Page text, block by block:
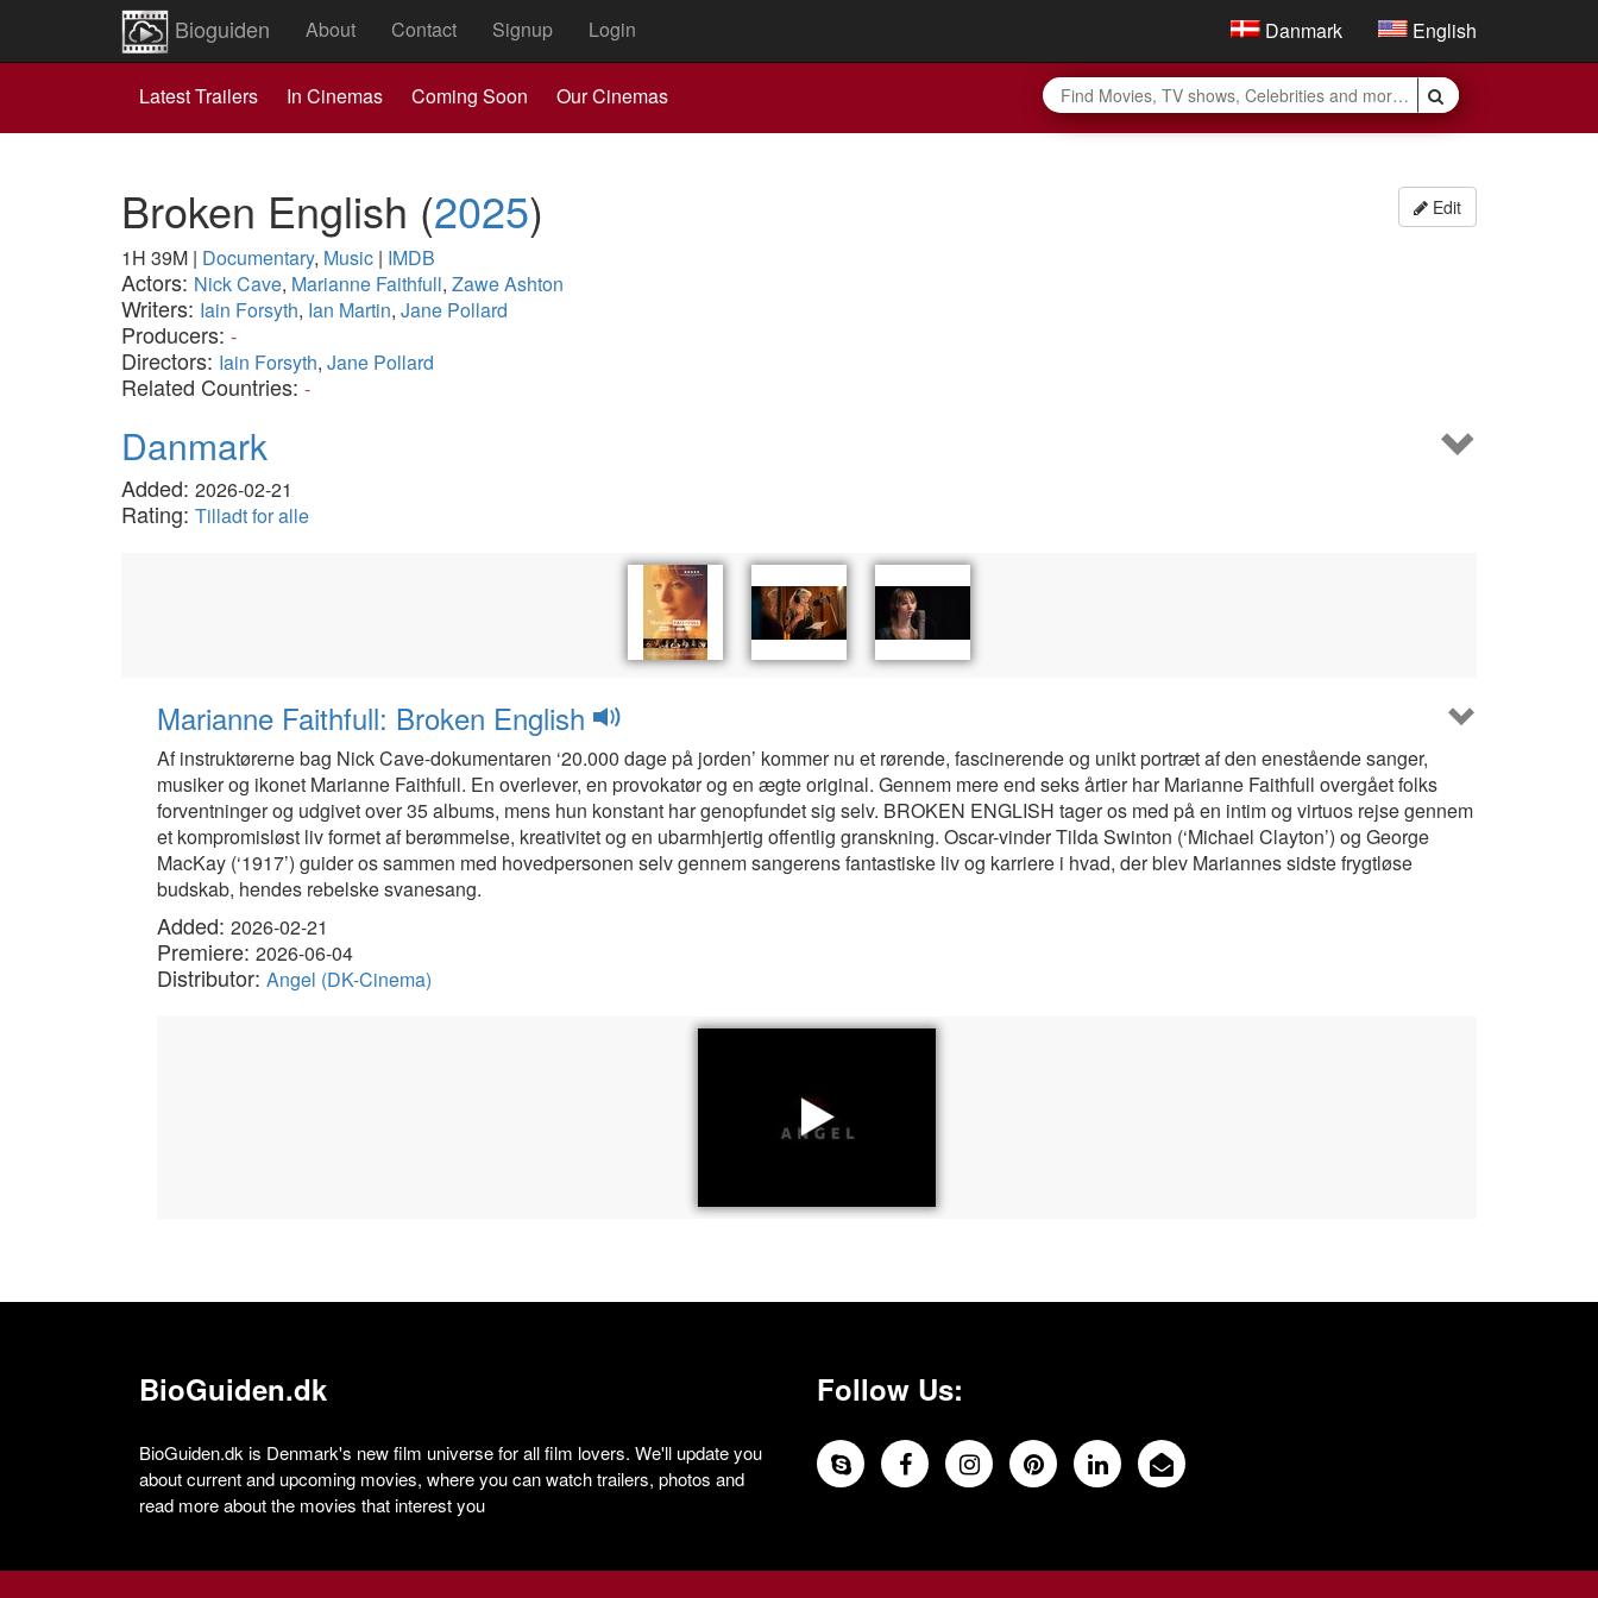
Bioguiden About Contact Signup Login Danmark English
Latest Trailers In Cinemas Coming Soon Our Cinemas
Edit
Broken English (2025)
1H 39M | Documentary, Music | IMDB
Actors: Nick Cave, Marianne Faithfull, Zawe Ashton
Writers: Iain Forsyth, Ian Martin, Jane Pollard
Producers: -
Directors: Iain Forsyth, Jane Pollard
Related Countries: -
Danmark
Added: 2026-02-21
Rating: Tilladt for alle
Marianne Faithfull: Broken English
Af instruktørerne bag Nick Cave-dokumentaren ‘20.000 dage på jorden’ kommer nu et rørende, fascinerende og unikt portræt af den enestående sanger,
musiker og ikonet Marianne Faithfull. En overlever, en provokatør og en ægte original. Gennem mere end seks årtier har Marianne Faithfull overgået folks
forventninger og udgivet over 35 albums, mens hun konstant har genopfundet sig selv. BROKEN ENGLISH tager os med på en intim og virtuos rejse gennem
et kompromisløst liv formet af berømmelse, kreativitet og en ubarmhjertig offentlig granskning. Oscar-vinder Tilda Swinton (‘Michael Clayton’) og George
MacKay (‘1917’) guider os sammen med hovedpersonen selv gennem sangerens fantastiske liv og karriere i hvad, der blev Mariannes sidste frygtløse
budskab, hendes rebelske svanesang.
Added: 2026-02-21
Premiere: 2026-06-04
Distributor: Angel (DK-Cinema)
BioGuiden.dk
BioGuiden.dk is Denmark's new film universe for all film lovers. We'll update you
about current and upcoming movies, where you can watch trailers, photos and
read more about the movies that interest you
Follow Us: